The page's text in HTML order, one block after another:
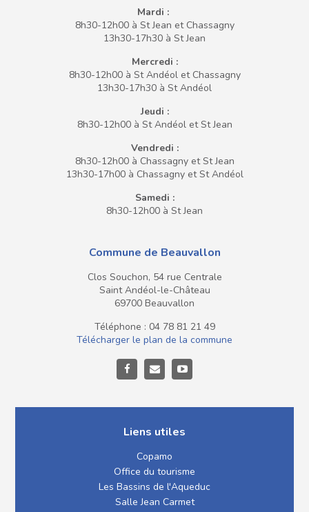
Mardi :
8h30-12h00 à St Jean et Chassagny
13h30-17h30 à St Jean
Mercredi :
8h30-12h00 à St Andéol et Chassagny
13h30-17h30 à St Andéol
Jeudi :
8h30-12h00 à St Andéol et St Jean
Vendredi :
8h30-12h00 à Chassagny et St Jean
13h30-17h00 à Chassagny et St Andéol
Samedi :
8h30-12h00 à St Jean
Commune de Beauvallon
Clos Souchon, 54 rue Centrale
Saint Andéol-le-Château
69700 Beauvallon
Téléphone : 04 78 81 21 49
Télécharger le plan de la commune
Liens utiles
Copamo
Office du tourisme
Les Bassins de l'Aqueduc
Salle Jean Carmet